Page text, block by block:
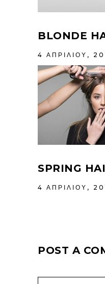
BLONDE
4 ΑΠΡΙΛΊΟΥ,
SPRING
4 ΑΠΡΙΛΊΟΥ,
POST A